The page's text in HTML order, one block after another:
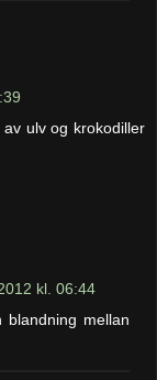
ulv og krokodiller
kl. 06:44
mellan